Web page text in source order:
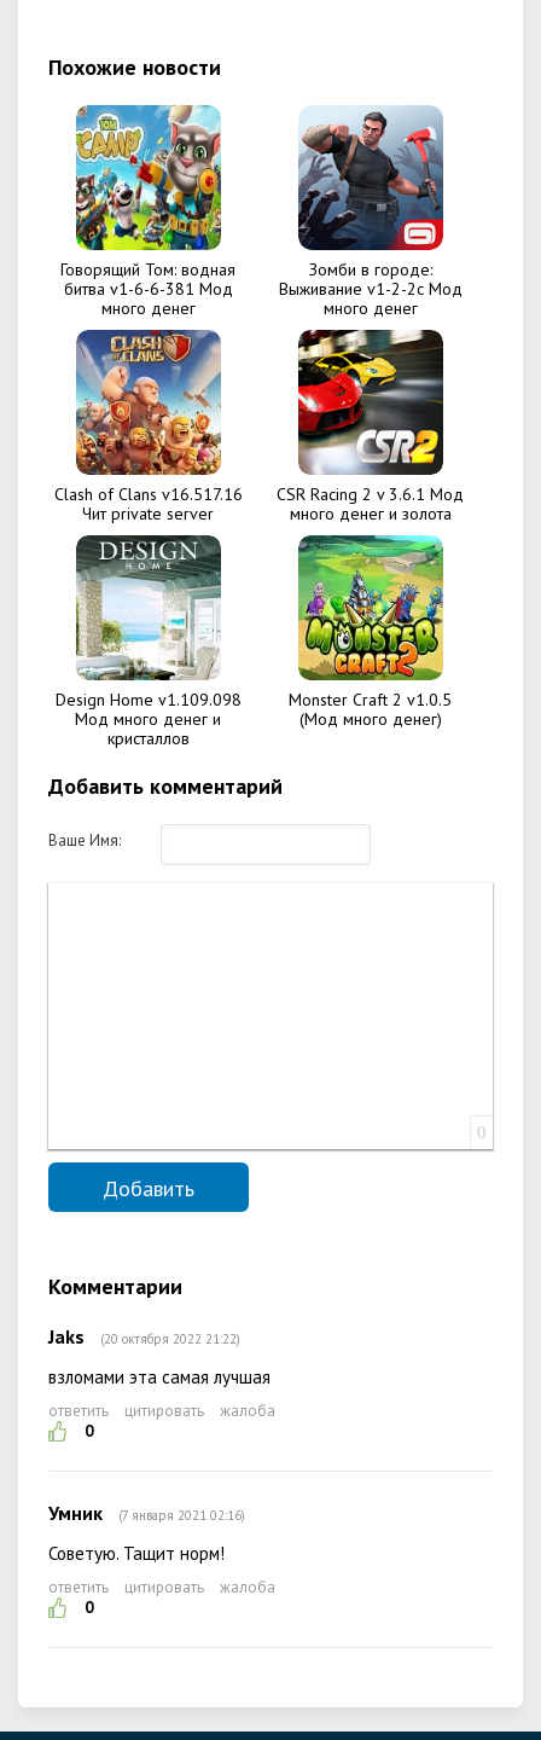
Похожие новости
Говорящий Том: водная
битва v1-6-6-381 Мод
много денег
Зомби в городе:
Выживание v1-2-2c Мод
много денег
Clash of Clans v16.517.16
Чит private server
CSR Racing 2 v 3.6.1 Мод
много денег и золота
Design Home v1.109.098
Мод много денег и
кристаллов
Monster Craft 2 v1.0.5
(Мод много денег)
Добавить комментарий
Ваше Имя:
0
Комментарии
Jaks (20 октября 2022 21:22)
взломами эта самая лучшая
ответить цитировать
жалоба
0
Умник (7 января 2021 02:16)
Советую. Тащит норм!
ответить цитировать
жалоба
0